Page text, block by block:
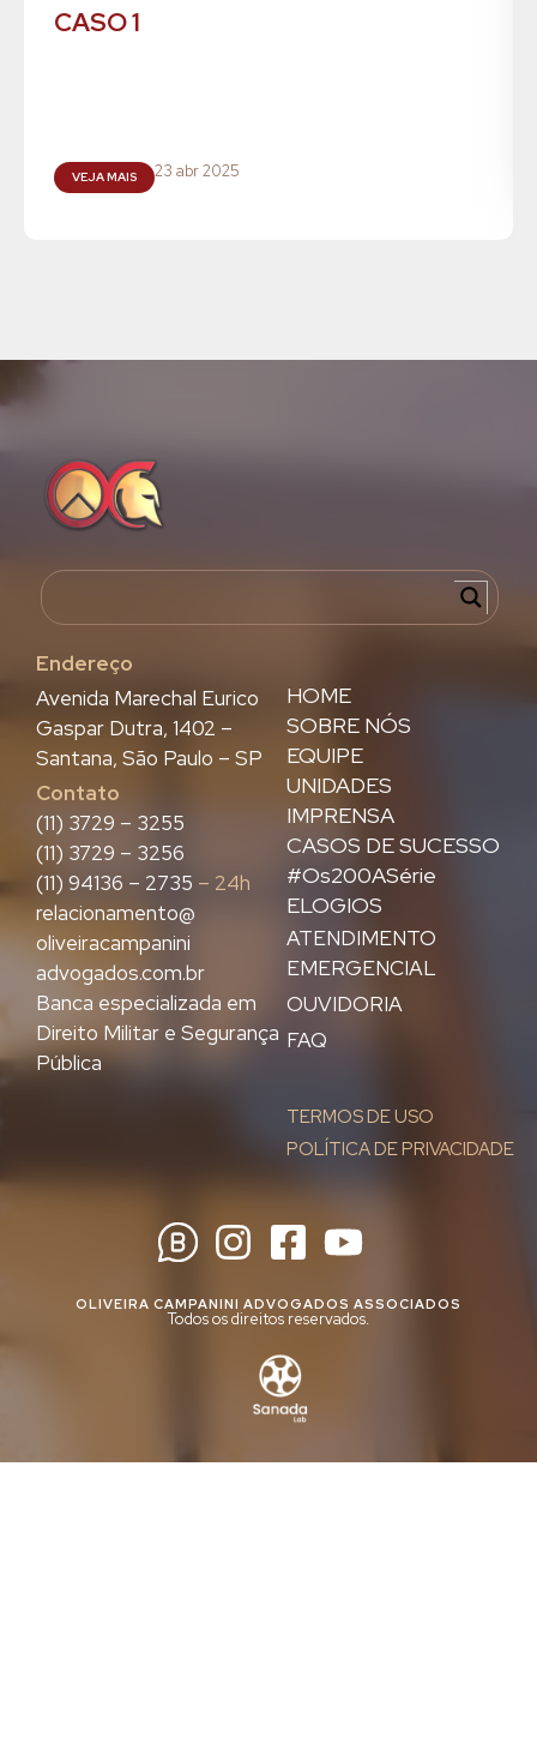
CASO 1
VEJA MAIS 23 abr 2025
Endereço
HOME
SOBRE NÓS
EQUIPE
UNIDADES
IMPRENSA
CASOS DE SUCESSO
#Os200ASérie
ELOGIOS
ATENDIMENTO
EMERGENCIAL
OUVIDORIA
FAQ
TERMOS DE USO
POLÍTICA DE PRIVACIDADE
Avenida Marechal Eurico
Gaspar Dutra, 1402 –
Santana, São Paulo – SP
Contato
(11) 3729 – 3255
(11) 3729 – 3256
(11) 94136 – 2735 – 24h
relacionamento@
oliveiracampanini
advogados.com.br
Banca especializada em
Direito Militar e Segurança
Pública
OLIVEIRA CAMPANINI ADVOGADOS ASSOCIADOS
Todos os direitos reservados.